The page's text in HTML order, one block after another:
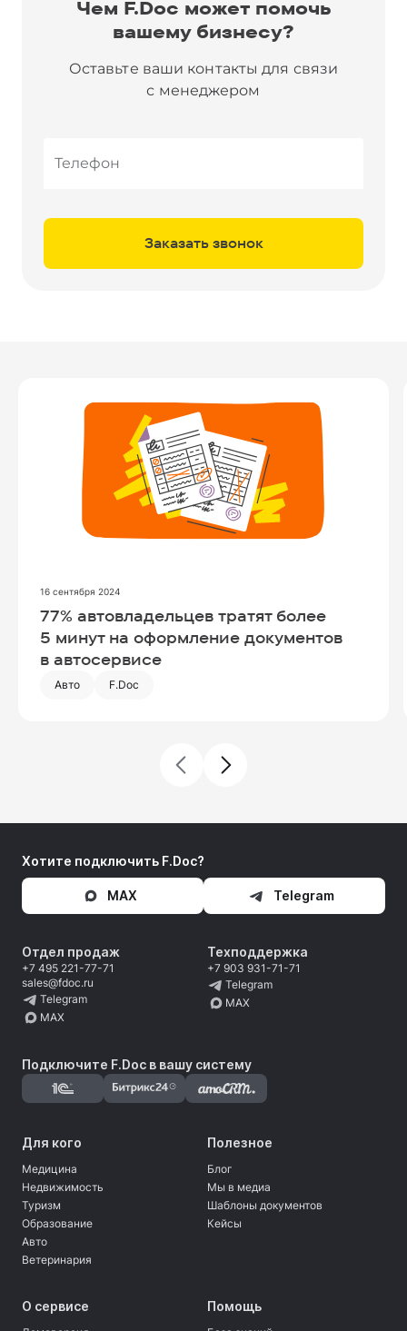
Чем F.Doc может помочь
вашему бизнесу?
Оставьте ваши контакты для связи
с менеджером
Телефон
Заказать звонок
16 сентября 2024
77% автовладельцев тратят более
5 минут на оформление документов
в автосервисе
Авто F.Doc
Посмотреть запись
Хотите подключить F.Doc?
MAX Telegram
Подключите F.Doc в вашу систему
Отдел продаж
+7 495 221-77-71
sales@fdoc.ru
Telegram
MAX
Техподдержка
+7 903 931-71-71
Telegram
MAX
Для кого
Медицина
Недвижимость
Туризм
Образование
Авто
Ветеринария
Полезное
Блог
Мы в медиа
Шаблоны документов
Кейсы
О сервисе Помощь